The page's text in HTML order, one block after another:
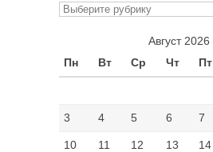
Рубрики
Август 2026
Пн
Вт Ср Чт Пт
3 4 5 6 7
10 11 12 13 14